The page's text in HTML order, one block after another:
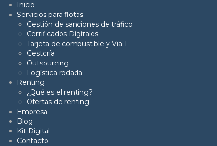
Inicio
Servicios para flotas
Gestión de sanciones de tráfico
Certificados Digitales
Tarjeta de combustible y Via T
Gestoría
Outsourcing
Logística rodada
Renting
¿Qué es el renting?
Ofertas de renting
Empresa
Blog
Kit Digital
Contacto